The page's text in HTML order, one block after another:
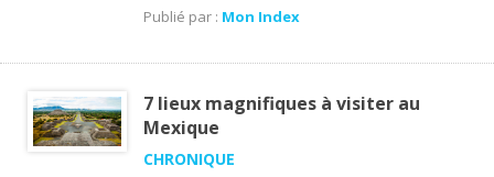
Publié par : Mon Index
7 lieux magnifiques à visiter au
Mexique
CHRONIQUE